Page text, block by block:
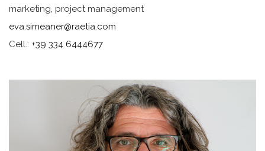
marketing, project management
eva.simeaner@raetia.com
Cell.: +39 334 6444677